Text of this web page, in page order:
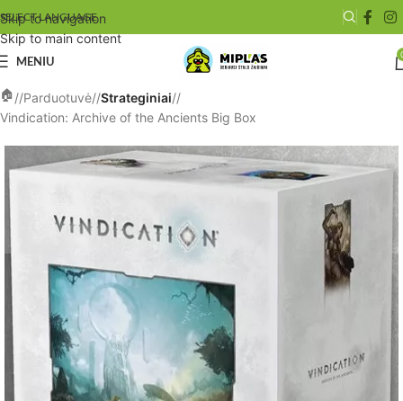
Skip to navigation
Skip to main content
SELECT LANGUAGE
MENIU
/ Parduotuvė/ Strateginiai/
Vindication: Archive of the Ancients Big Box